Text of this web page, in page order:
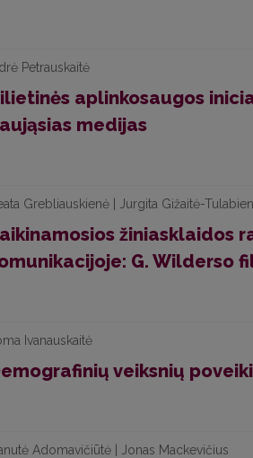
Petrauskaitė
aplinkosaugos
medijas
Grebliauskienė | Jurgita Gižaitė-
žiniasklaidos
G. Wilderso
Ivanauskaitė
veiksnių
Adomavičiūtė | Jonas Mackevičius